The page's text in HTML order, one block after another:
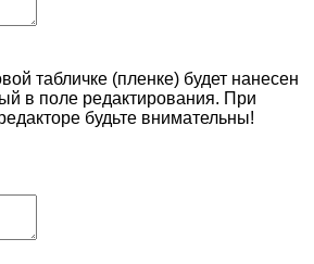
табличке (пленке) будет нанесен
в поле редактирования. При
будьте внимательны!